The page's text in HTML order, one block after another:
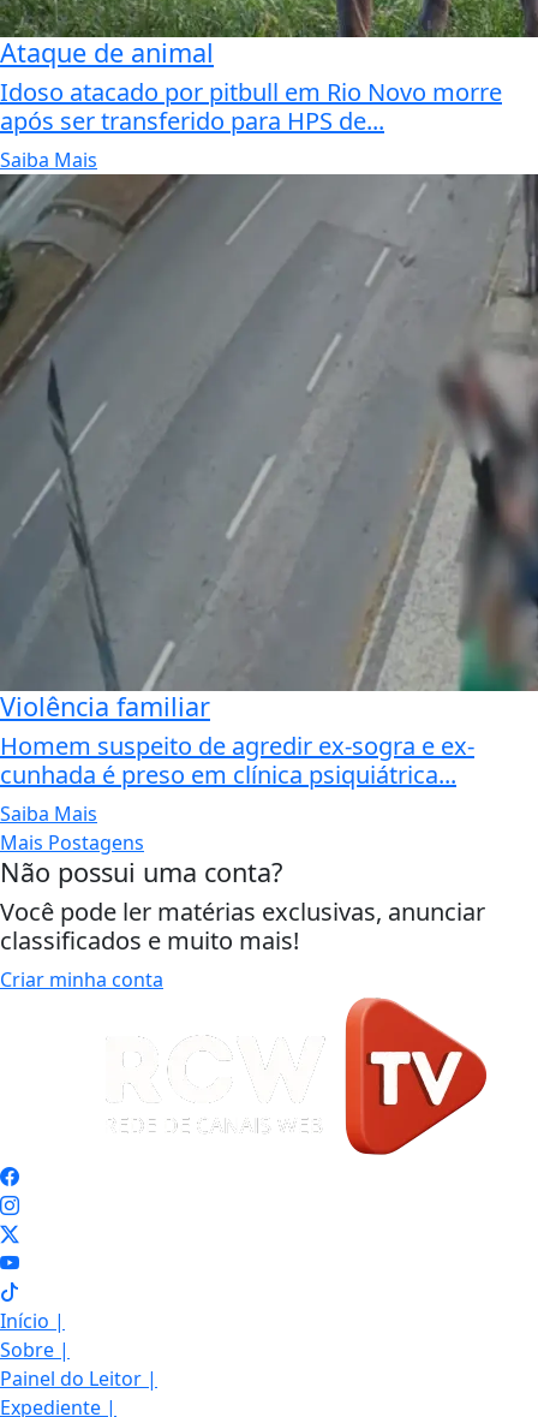
Ataque de animal
Idoso atacado por pitbull em Rio Novo morre
após ser transferido para HPS de...
Saiba Mais
Violência familiar
Homem suspeito de agredir ex-sogra e ex-
cunhada é preso em clínica psiquiátrica...
Saiba Mais
Mais Postagens
Não possui uma conta?
Você pode ler matérias exclusivas, anunciar
classificados e muito mais!
Criar minha conta
Início |
Sobre |
Painel do Leitor |
Expediente |